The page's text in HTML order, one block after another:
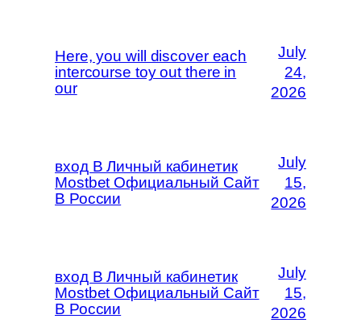
Here, you will discover each
intercourse toy out there in
our
July
24,
2026
вход В Личный кабинетик
Mostbet Официальный Сайт
В России
July
15,
2026
вход В Личный кабинетик
Mostbet Официальный Сайт
В России
July
15,
2026